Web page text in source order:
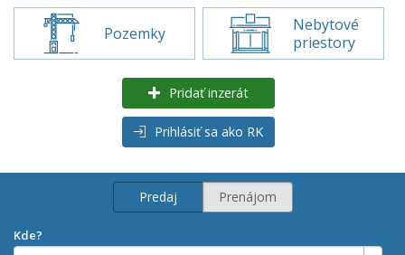
Pozemky
Nebytové
priestory
Pridať inzerát
Prihlásiť sa ako RK
Predaj Prenájom
Kde?